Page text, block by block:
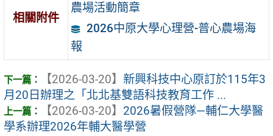
相關附件
農場活動簡章
2026中原大學心理營-普心農場海
報
【2026-03-20】 新興科技中心原訂於115年3
月20日辦理之「北北基雙語科技教育工作 ...
【2026-03-20】 2026暑假營隊—輔仁大學醫
學系辦理2026年輔大醫學營